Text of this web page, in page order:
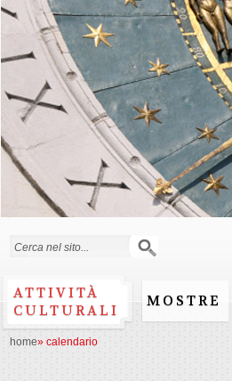
Form di ricerca
ATTIVITÀ
CULTURALI
MOSTRE
home» calendario